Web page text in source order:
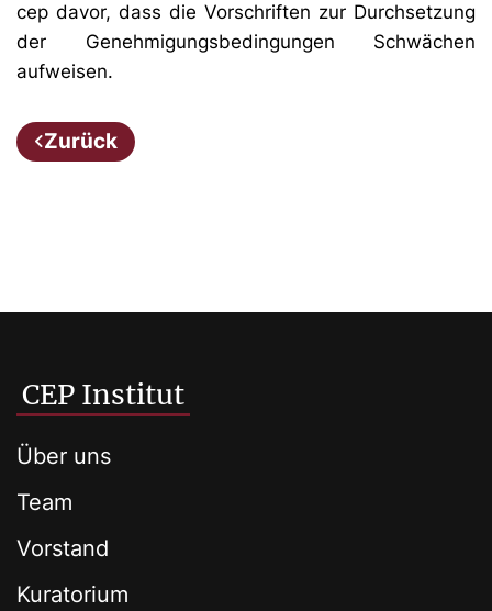
cep davor, dass die Vorschriften zur Durchsetzung
der Genehmigungsbedingungen Schwächen
aufweisen.
Zurück
CEP Institut
Über uns
Team
Vorstand
Kuratorium